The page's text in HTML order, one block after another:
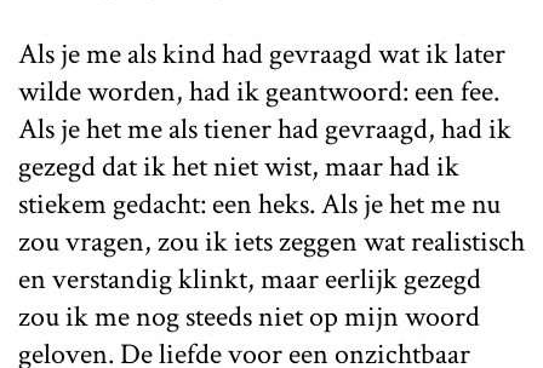
Als je me als kind had gevraagd wat ik later
wilde worden, had ik geantwoord: een fee.
Als je het me als tiener had gevraagd, had ik
gezegd dat ik het niet wist, maar had ik
stiekem gedacht: een heks. Als je het me nu
zou vragen, zou ik iets zeggen wat realistisch
en verstandig klinkt, maar eerlijk gezegd
zou ik me nog steeds niet op mijn woord
geloven. De liefde voor een onzichtbaar